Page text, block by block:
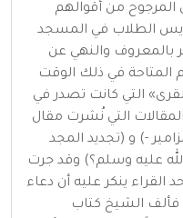
المرجوح من أقوالهم
الطلاب في المسجد
بالمعروف والنهي عن
المتاحة في ذلك الوقت
التي كانت تصدر في
التي نُشرت مقال
-) و (تجديد المجد
عليه وسلم؟) وقد جرت
ينكر عليه أن دعاء
فألف الشيخ كتاب